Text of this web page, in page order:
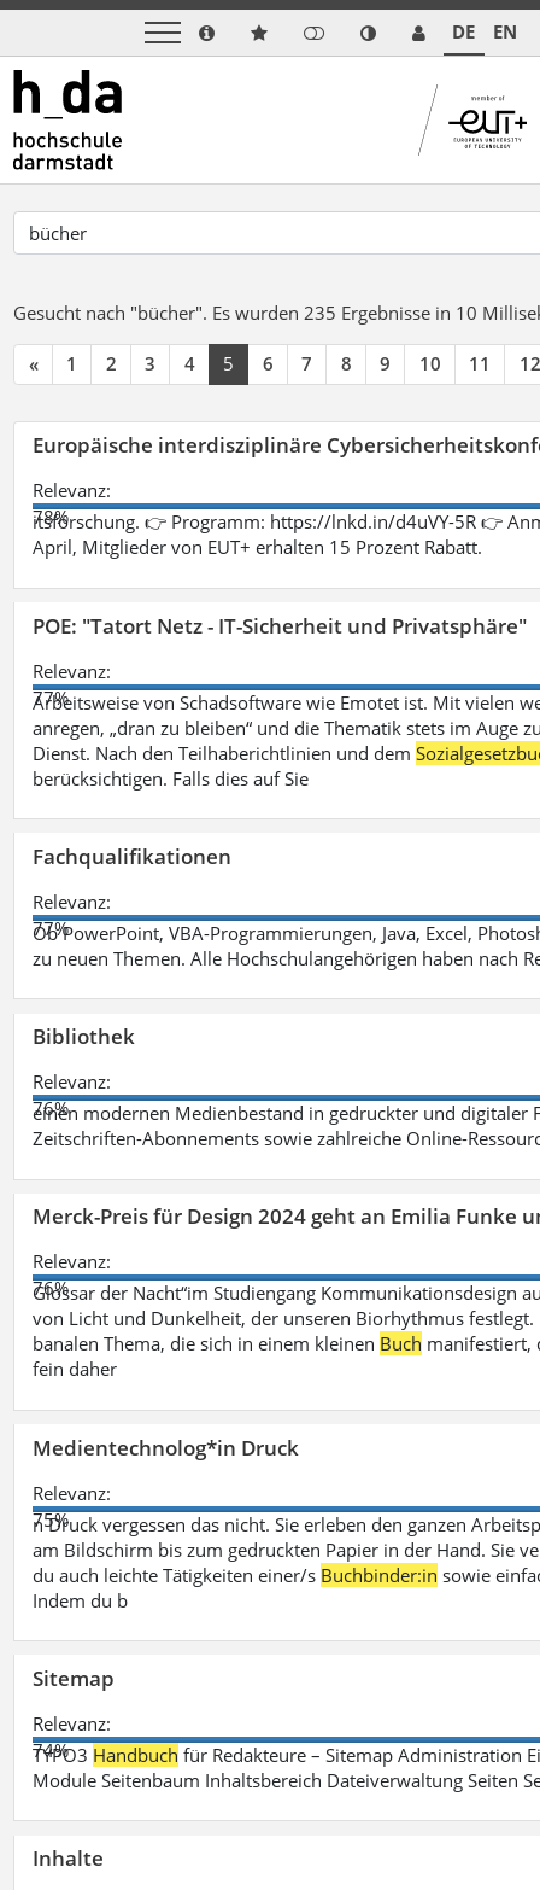
DE EN
Gesucht nach "bücher". Es wurden 235 Ergebnisse in 10
« 1 2 3 4 5 6 7 8 9 10 11 12
Europäische interdisziplinäre
Relevanz:
78%
itsforschung. 👉 Programm: https://lnkd.in/d4uVY-5R 👉
April, Mitglieder von EUT+ erhalten 15 Prozent Rabatt.
POE: "Tatort Netz - IT-Sicherheit und Privatsphäre"
Relevanz:
77%
Arbeitsweise von Schadsoftware wie Emotet ist. Mit vielen
anregen, „dran zu bleiben“ und die Thematik stets im
Dienst. Nach den Teilhaberichtlinien und dem
berücksichtigen. Falls dies auf Sie
Fachqualifikationen
Relevanz:
77%
Ob PowerPoint, VBA-Programmierungen, Java, Excel,
zu neuen Themen. Alle Hochschulangehörigen haben nach
Bibliothek
Relevanz:
76%
einen modernen Medienbestand in gedruckter und
Zeitschriften-Abonnements sowie zahlreiche Online-
Merck-Preis für Design 2024 geht an Emilia Funke
Relevanz:
76%
Glossar der Nacht“im Studiengang Kommunikationsdesign
von Licht und Dunkelheit, der unseren Biorhythmus
banalen Thema, die sich in einem kleinen Buch manifestiert,
fein daher
Medientechnolog*in Druck
Relevanz:
75%
n Druck vergessen das nicht. Sie erleben den ganzen
am Bildschirm bis zum gedruckten Papier in der Hand. Sie
du auch leichte Tätigkeiten einer/s Buchbinder:in sowie
Indem du b
Sitemap
Relevanz:
74%
TYPO3 Handbuch für Redakteure – Sitemap Administration
Module Seitenbaum Inhaltsbereich Dateiverwaltung Seiten
Inhalte